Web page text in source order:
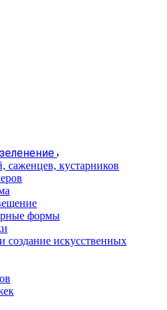
саженцев, кустарников
формы
создание искусственных